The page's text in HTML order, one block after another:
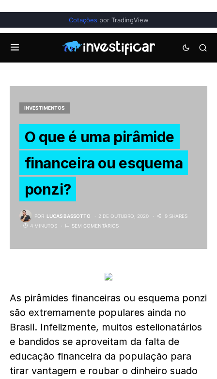
Cotações por TradingView
INVESTIMENTOS
O que é uma pirâmide
financeira ou esquema
ponzi?
POR LUCAS BASSOTTO 2 DE OUTUBRO, 2020
9 SHARES
4 MINUTOS
SEM COMENTÁRIOS
As pirâmides financeiras ou esquema ponzi
são extremamente populares ainda no
Brasil. Infelizmente, muitos estelionatários
e bandidos se aproveitam da falta de
educação financeira da população para
tirar vantagem e roubar o dinheiro suado